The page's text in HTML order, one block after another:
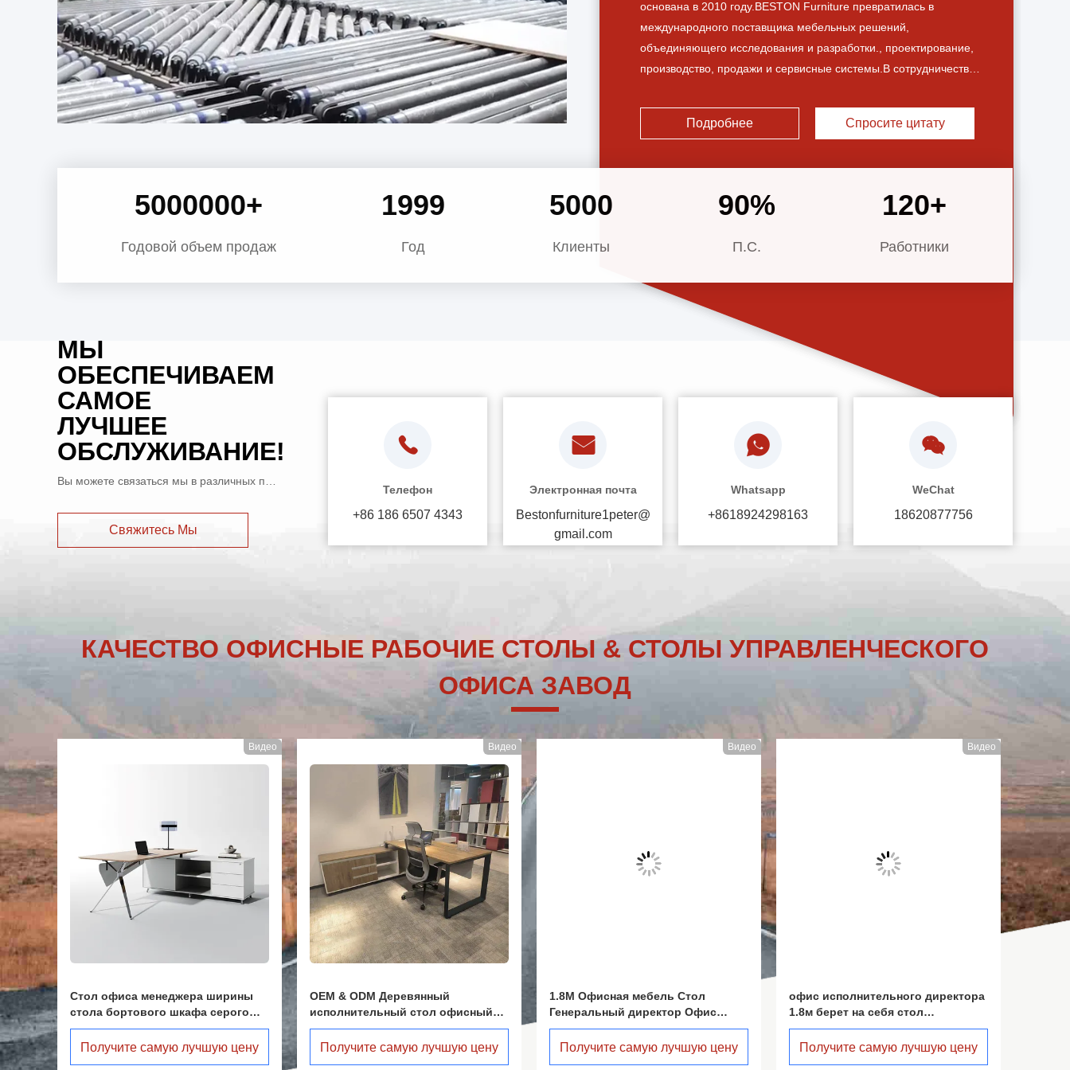
основана в 2010 году.BESTON Furniture превратилась в
международного поставщика мебельных решений,
объединяющего исследования и разработки., проектирование,
производство, продажи и сервисные системы.В сотрудничестве
интеллектуальной производственной базы и 4000 м2
выставочного зала на основе сценария.мы придерживаемся
услуги по приобретению к...
Подробнее Спросите цитату
5000000+
Годовой объем продаж
2010
Год
5000
Клиенты
90%
П.С.
120+
Работники
МЫ
ОБЕСПЕЧИВАЕМ
САМОЕ
ЛУЧШЕЕ
ОБСЛУЖИВАНИЕ!
Свяжитесь Мы
Телефон
+86 186 6507 4343
Электронная почта
Bestonfurniture1peter@
gmail.com
Whatsapp
+8618924298163
WeChat
18620877756
КАЧЕСТВО ОФИСНЫЕ РАБОЧИЕ СТОЛЫ & СТОЛЫ УПРАВЛЕНЧЕСКОГО
ОФИСА ЗАВОД
Видео
Стол офиса менеджера ширины
стола бортового шкафа серого
исполнительного подгонянный
1800мм
Получите самую лучшую цену
Видео
OEM & ODM Деревянный
исполнительный стол офисный
стол Босс исполнительный стол
Получите самую лучшую цену
Видео
1.8M Офисная мебель Стол
Генеральный директор Офис
Исполнительный офис Стол с
кабинетом
Получите самую лучшую цену
Видео
офис исполнительного директора
1.8м берет на себя стол
исполнительного директора
формы деревянного цвета зерна л
Получите самую лучшую цену